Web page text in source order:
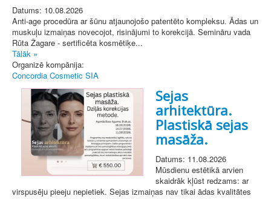
Datums: 10.08.2026
Anti-age procedūra ar šūnu atjaunojošo patentēto kompleksu. Ādas un
muskuļu izmaiņas novecojot, risinājumi to korekcijā. Semināru vada
Rūta Žagare - sertificēta kosmētiķe...
Tālāk »
Organizē kompānija:
Concordia Cosmetic SIA
Sejas
arhitektūra.
Plastiskā sejas
masāža.
Datums: 11.08.2026
Mūsdienu estētikā arvien
skaidrāk kļūst redzams: ar
virspusēju pieeju nepietiek. Sejas izmaiņas nav tikai ādas kvalitātes